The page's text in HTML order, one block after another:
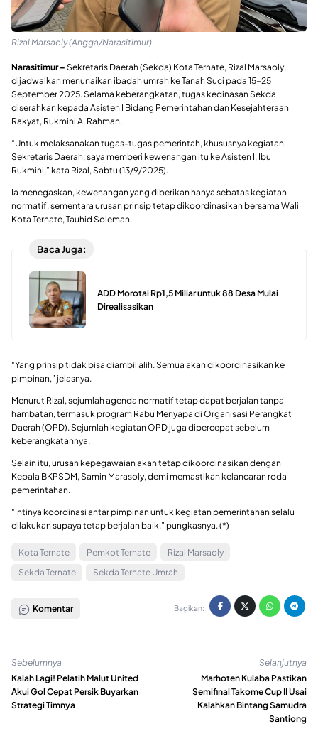
Rizal Marsaoly (Angga/Narasitimur)
Narasitimur – Sekretaris Daerah (Sekda) Kota Ternate, Rizal Marsaoly,
dijadwalkan menunaikan ibadah umrah ke Tanah Suci pada 15–25
September 2025. Selama keberangkatan, tugas kedinasan Sekda
diserahkan kepada Asisten I Bidang Pemerintahan dan Kesejahteraan
Rakyat, Rukmini A. Rahman.
“Untuk melaksanakan tugas-tugas pemerintah, khususnya kegiatan
Sekretaris Daerah, saya memberi kewenangan itu ke Asisten I, Ibu
Rukmini,” kata Rizal, Sabtu (13/9/2025).
Ia menegaskan, kewenangan yang diberikan hanya sebatas kegiatan
normatif, sementara urusan prinsip tetap dikoordinasikan bersama Wali
Kota Ternate, Tauhid Soleman.
Baca Juga:
ADD Morotai Rp1,5 Miliar untuk 88 Desa Mulai
Direalisasikan
“Yang prinsip tidak bisa diambil alih. Semua akan dikoordinasikan ke
pimpinan,” jelasnya.
Menurut Rizal, sejumlah agenda normatif tetap dapat berjalan tanpa
hambatan, termasuk program Rabu Menyapa di Organisasi Perangkat
Daerah (OPD). Sejumlah kegiatan OPD juga dipercepat sebelum
keberangkatannya.
Selain itu, urusan kepegawaian akan tetap dikoordinasikan dengan
Kepala BKPSDM, Samin Marasoly, demi memastikan kelancaran roda
pemerintahan.
“Intinya koordinasi antar pimpinan untuk kegiatan pemerintahan selalu
dilakukan supaya tetap berjalan baik,” pungkasnya. (*)
Kota Ternate Pemkot Ternate
Rizal Marsaoly
Sekda Ternate
Sekda Ternate Umrah
Komentar Bagikan:
Sebelumnya
Kalah Lagi! Pelatih Malut United
Akui Gol Cepat Persik Buyarkan
Strategi Timnya
Selanjutnya
Marhoten Kulaba Pastikan
Semifinal Takome Cup II Usai
Kalahkan Bintang Samudra
Santiong